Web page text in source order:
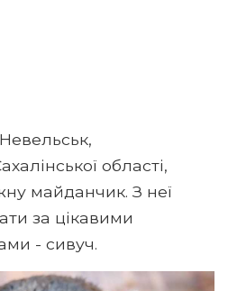
області,
майданчик. З неї
за цікавими
- сивуч.